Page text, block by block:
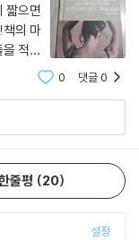
짧으면
의 마
적고
았습니
0 댓글0
줄평 20
설정